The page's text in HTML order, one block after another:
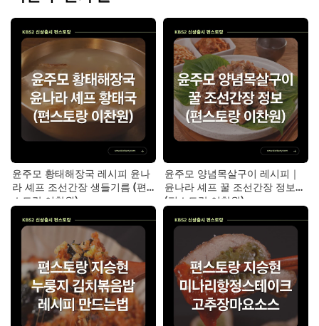
윤주모 황태해장국 레시피 윤나
라 셰프 조선간장 생들기름 (편
스토랑 이찬원)
윤주모 양념목살구이 레시피｜
윤나라 셰프 꿀 조선간장 정보
(편스토랑 이찬원)